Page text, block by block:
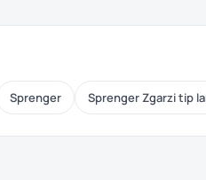
Sprenger Sprenger Zgarzi tip